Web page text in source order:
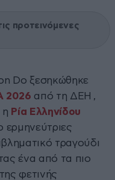
προτεινόμενες
Do ξεσηκώθηκε
2026 από τη ΔΕΗ ,
η Ρία Ελληνίδου
ερμηνεύτριες
τραγούδι
ένα από τα πιο
φετινής